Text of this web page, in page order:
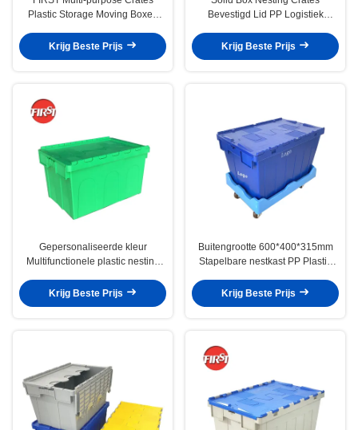
Plastic Storage Moving Boxes
magazijnen
Krijg Beste Prijs
Bevestigd Lid PP Logistiek
recyclebaar 56L
Krijg Beste Prijs
Gepersonaliseerde kleur
Multifunctionele plastic nesting
Krijg Beste Prijs
Buitengrootte 600*400*315mm
Stapelbare nestkast PP Plastic
Krijg Beste Prijs